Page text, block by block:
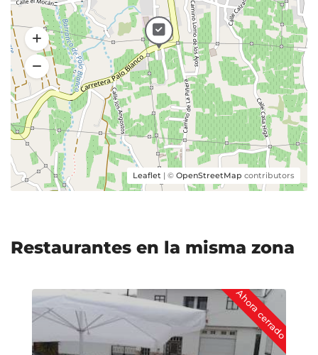
Leaflet | © OpenStreetMap contributors
Restaurantes en la misma zona
Ahora cerrado